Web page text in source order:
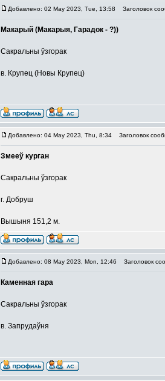
Добавлено: 02 May 2023, Tue, 13:58 Заголовок
Макарый (Макарыя, Гарадок - ?))
Сакральны ўзгорак
в. Крупец (Новы Крупец)
Добавлено: 04 May 2023, Thu, 8:34 Заголовок
Змееў курган
Сакральны ўзгорак
г. Добруш
Вышыня 151,2 м.
Добавлено: 08 May 2023, Mon, 12:46 Заголовок
Каменная гара
Сакральны ўзгорак
в. Запрудаўня